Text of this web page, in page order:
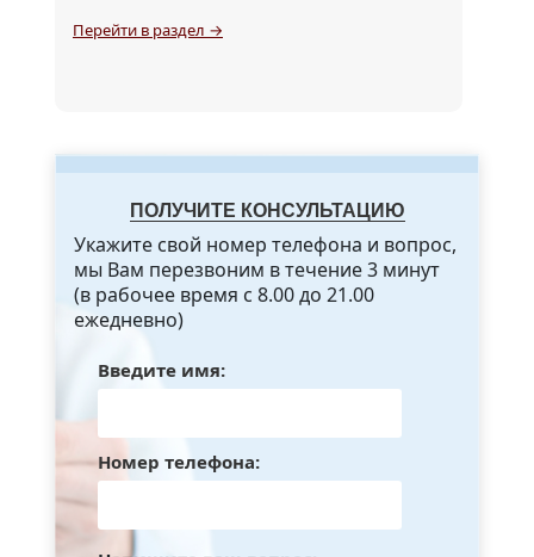
Перейти в раздел →
ПОЛУЧИТЕ КОНСУЛЬТАЦИЮ
Укажите свой номер телефона и вопрос,
мы Вам перезвоним в течение 3 минут
(в рабочее время с 8.00 до 21.00
ежедневно)
Введите имя:
Номер телефона: